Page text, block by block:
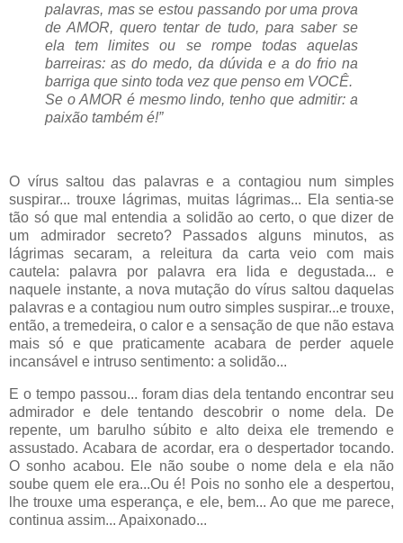
palavras, mas se estou passando por uma prova
de AMOR, quero tentar de tudo, para saber se
ela tem limites ou se rompe todas aquelas
barreiras: as do medo, da dúvida e a do frio na
barriga que sinto toda vez que penso em VOCÊ.
Se o AMOR é mesmo lindo, tenho que admitir: a
paixão também é!”
O vírus saltou das palavras e a contagiou num simples
suspirar... trouxe lágrimas, muitas lágrimas... Ela sentia-se
tão só que mal entendia a solidão ao certo, o que dizer de
um admirador secreto? Passados alguns minutos, as
lágrimas secaram, a releitura da carta veio com mais
cautela: palavra por palavra era lida e degustada... e
naquele instante, a nova mutação do vírus saltou daquelas
palavras e a contagiou num outro simples suspirar...e trouxe,
então, a tremedeira, o calor e a sensação de que não estava
mais só e que praticamente acabara de perder aquele
incansável e intruso sentimento: a solidão...
E o tempo passou... foram dias dela tentando encontrar seu
admirador e dele tentando descobrir o nome dela. De
repente, um barulho súbito e alto deixa ele tremendo e
assustado. Acabara de acordar, era o despertador tocando.
O sonho acabou. Ele não soube o nome dela e ela não
soube quem ele era...Ou é! Pois no sonho ele a despertou,
lhe trouxe uma esperança, e ele, bem... Ao que me parece,
continua assim... Apaixonado...